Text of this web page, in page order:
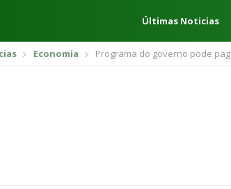
Últimas Noticias
Economia Programa do governo pode